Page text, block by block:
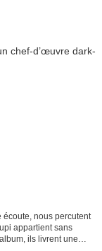
écoute, nous percutent
appartient sans
ils livrent une